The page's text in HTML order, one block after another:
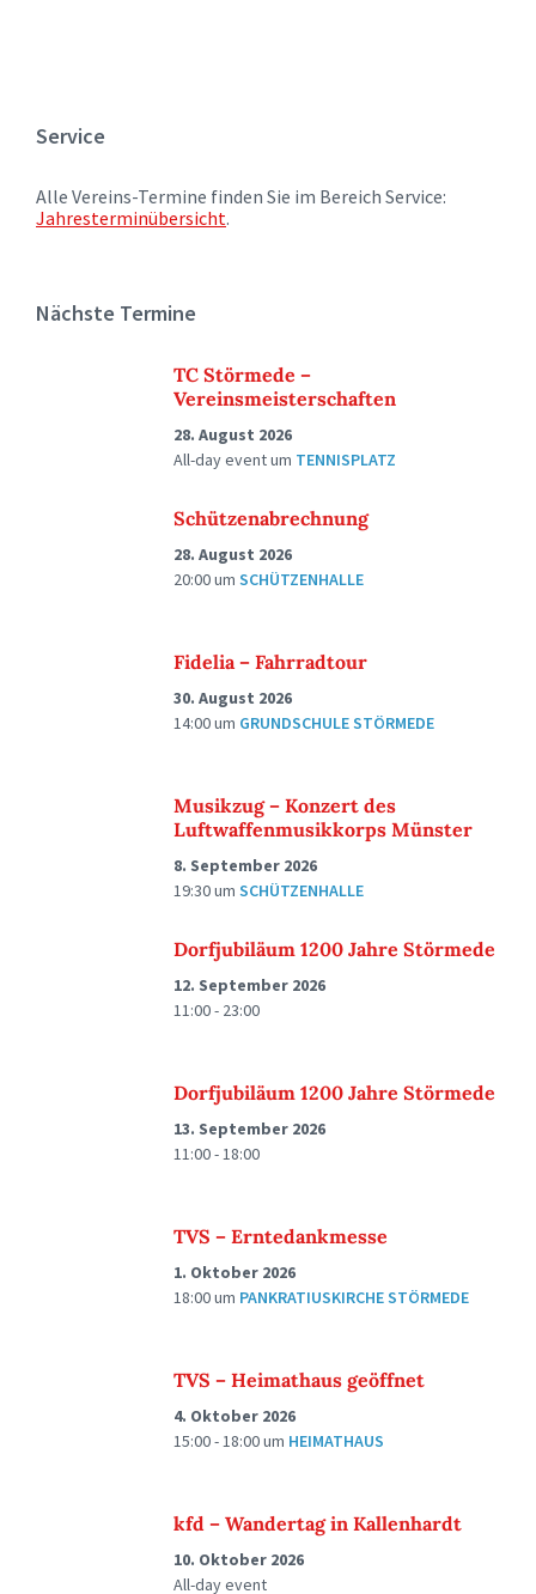
Service
Alle Vereins-Termine finden Sie im Bereich Service:
Jahresterminübersicht.
Nächste Termine
TC Störmede –
Vereinsmeisterschaften
28. August 2026
All-day eventum TENNISPLATZ
Schützenabrechnung
28. August 2026
20:00um SCHÜTZENHALLE
Fidelia – Fahrradtour
30. August 2026
14:00um GRUNDSCHULE STÖRMEDE
Musikzug – Konzert des
Luftwaffenmusikkorps Münster
8. September 2026
19:30um SCHÜTZENHALLE
Dorfjubiläum 1200 Jahre Störmede
12. September 2026
11:00 - 23:00
Dorfjubiläum 1200 Jahre Störmede
13. September 2026
11:00 - 18:00
TVS – Erntedankmesse
1. Oktober 2026
18:00um PANKRATIUSKIRCHE STÖRMEDE
TVS – Heimathaus geöffnet
4. Oktober 2026
15:00 - 18:00um HEIMATHAUS
kfd – Wandertag in Kallenhardt
10. Oktober 2026
All-day event